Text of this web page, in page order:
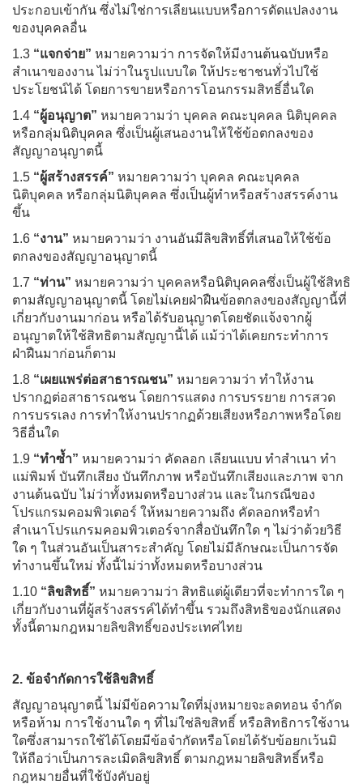
ประกอบเข้ากัน ซึ่งไม่ใช่การเลียนแบบหรือการดัดแปลงงาน
ของบุคคลอื่น
1.3 “แจกจ่าย” หมายความว่า การจัดให้มีงานต้นฉบับหรือ
สำเนาของงาน ไม่ว่าในรูปแบบใด ให้ประชาชนทั่วไปใช้
ประโยชน์ได้ โดยการขายหรือการโอนกรรมสิทธิ์อื่นใด
1.4 “ผู้อนุญาต” หมายความว่า บุคคล คณะบุคคล นิติบุคคล
หรือกลุ่มนิติบุคคล ซึ่งเป็นผู้เสนองานให้ใช้ข้อตกลงของ
สัญญาอนุญาตนี้
1.5 “ผู้สร้างสรรค์” หมายความว่า บุคคล คณะบุคคล
นิติบุคคล หรือกลุ่มนิติบุคคล ซึ่งเป็นผู้ทำหรือสร้างสรรค์งาน
ขึ้น
1.6 “งาน” หมายความว่า งานอันมีลิขสิทธิ์ที่เสนอให้ใช้ข้อ
ตกลงของสัญญาอนุญาตนี้
1.7 “ท่าน” หมายความว่า บุคคลหรือนิติบุคคลซึ่งเป็นผู้ใช้สิทธิ
ตามสัญญาอนุญาตนี้ โดยไม่เคยฝ่าฝืนข้อตกลงของสัญญานี้ที่
เกี่ยวกับงานมาก่อน หรือได้รับอนุญาตโดยชัดแจ้งจากผู้
อนุญาตให้ใช้สิทธิตามสัญญานี้ได้ แม้ว่าได้เคยกระทำการ
ฝ่าฝืนมาก่อนก็ตาม
1.8 “เผยแพร่ต่อสาธารณชน” หมายความว่า ทำให้งาน
ปรากฏต่อสาธารณชน โดยการแสดง การบรรยาย การสวด
การบรรเลง การทำให้งานปรากฏด้วยเสียงหรือภาพหรือโดย
วิธีอื่นใด
1.9 “ทำซ้ำ” หมายความว่า คัดลอก เลียนแบบ ทำสำเนา ทำ
แม่พิมพ์ บันทึกเสียง บันทึกภาพ หรือบันทึกเสียงและภาพ จาก
งานต้นฉบับ ไม่ว่าทั้งหมดหรือบางส่วน และในกรณีของ
โปรแกรมคอมพิวเตอร์ ให้หมายความถึง คัดลอกหรือทำ
สำเนาโปรแกรมคอมพิวเตอร์จากสื่อบันทึกใด ๆ ไม่ว่าด้วยวิธี
ใด ๆ ในส่วนอันเป็นสาระสำคัญ โดยไม่มีลักษณะเป็นการจัด
ทำงานขึ้นใหม่ ทั้งนี้ไม่ว่าทั้งหมดหรือบางส่วน
1.10 “ลิขสิทธิ์” หมายความว่า สิทธิแต่ผู้เดียวที่จะทำการใด ๆ
เกี่ยวกับงานที่ผู้สร้างสรรค์ได้ทำขึ้น รวมถึงสิทธิของนักแสดง
ทั้งนี้ตามกฎหมายลิขสิทธิ์ของประเทศไทย
2. ข้อจำกัดการใช้ลิขสิทธิ์
สัญญาอนุญาตนี้ ไม่มีข้อความใดที่มุ่งหมายจะลดทอน จำกัด
หรือห้าม การใช้งานใด ๆ ที่ไม่ใช่ลิขสิทธิ์ หรือสิทธิการใช้งาน
ใดซึ่งสามารถใช้ได้โดยมีข้อจำกัดหรือโดยได้รับข้อยกเว้นมิ
ให้ถือว่าเป็นการละเมิดลิขสิทธิ์ ตามกฎหมายลิขสิทธิ์หรือ
กฎหมายอื่นที่ใช้บังคับอยู่